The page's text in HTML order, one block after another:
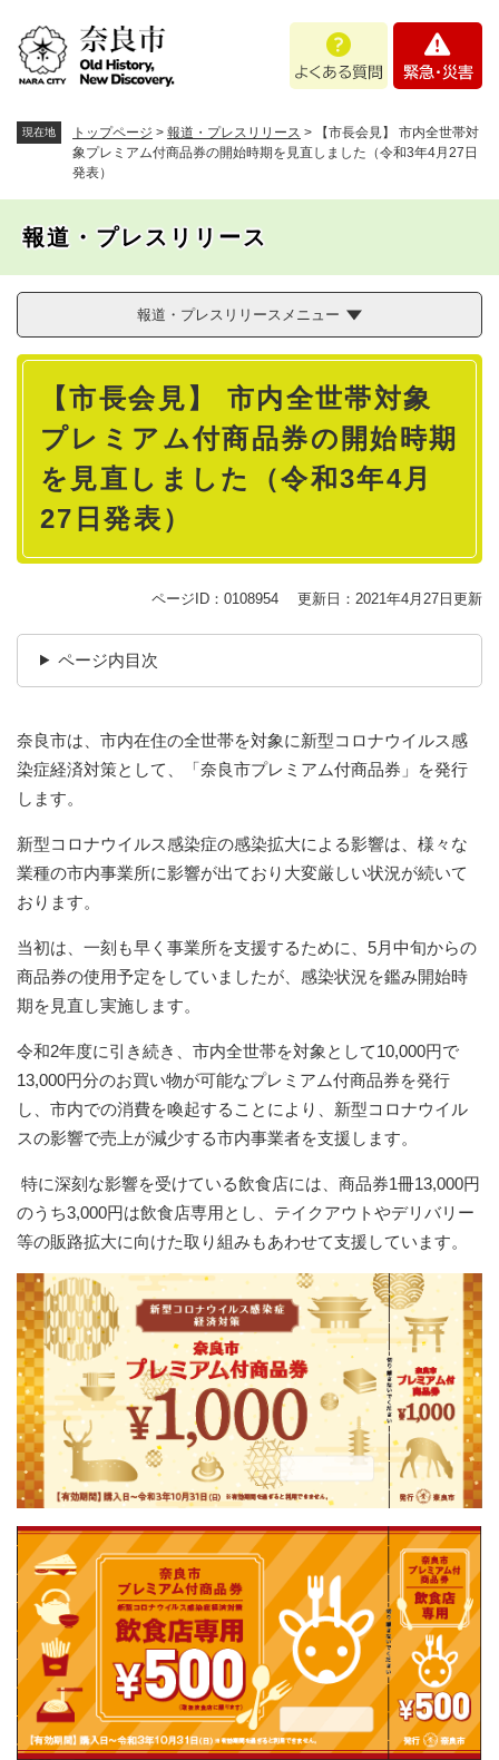
。
あ
問
・
現在地 トップページ > 報道・プレスリリース >
【市長会見】 市内全世帯対
象プレミアム付商品券の開始時期を見直しました（令和3年4月27日
発表）
報道・プレスリリース
報道・プレスリリースメニュー
本
【市長会見】 市内全世帯対象
プレミアム付商品券の開始時期
を見直しました（令和3年4月
27日発表）
ページID：0108954 更新日：2021年4月27日更新
ページ内目次
奈良市は、市内在住の全世帯を対象に新型コロナウイルス感
染症経済対策として、「奈良市プレミアム付商品券」を発行
します。
新型コロナウイルス感染症の感染拡大による影響は、様々な
業種の市内事業所に影響が出ており大変厳しい状況が続いて
おります。
当初は、一刻も早く事業所を支援するために、5月中旬からの
商品券の使用予定をしていましたが、感染状況を鑑み開始時
期を見直し実施します。
令和2年度に引き続き、市内全世帯を対象として10,000円で
13,000円分のお買い物が可能なプレミアム付商品券を発行
し、市内での消費を喚起することにより、新型コロナウイル
スの影響で売上が減少する市内事業者を支援します。
特に深刻な影響を受けている飲食店には、商品券1冊13,000円
のうち3,000円は飲食店専用とし、テイクアウトやデリバリー
等の販路拡大に向けた取り組みもあわせて支援しています。